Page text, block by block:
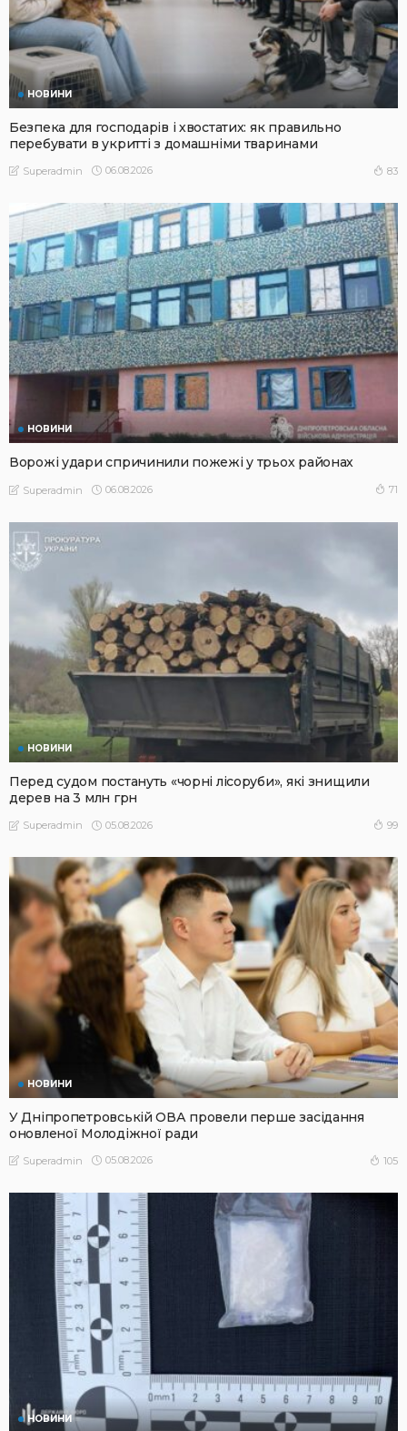
НОВИНИ
Безпека для господарів і хвостатих: як правильно
перебувати в укритті з домашніми тваринами
Superadmin 06.08.2026 83
НОВИНИ
Ворожі удари спричинили пожежі у трьох районах
Superadmin 06.08.2026 71
НОВИНИ
Перед судом постануть «чорні лісоруби», які знищили
дерев на 3 млн грн
Superadmin 05.08.2026 99
НОВИНИ
У Дніпропетровській ОВА провели перше засідання
оновленої Молодіжної ради
Superadmin 05.08.2026 105
НОВИНИ